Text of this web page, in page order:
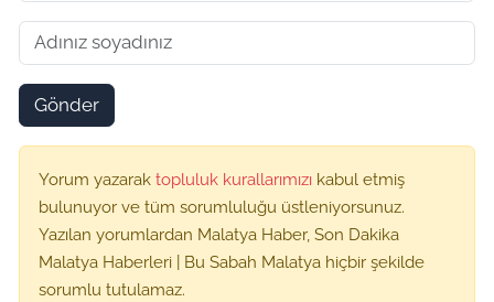
Gönder
Yorum yazarak topluluk kurallarımızı kabul etmiş
bulunuyor ve tüm sorumluluğu üstleniyorsunuz.
Yazılan yorumlardan Malatya Haber, Son Dakika
Malatya Haberleri | Bu Sabah Malatya hiçbir şekilde
sorumlu tutulamaz.